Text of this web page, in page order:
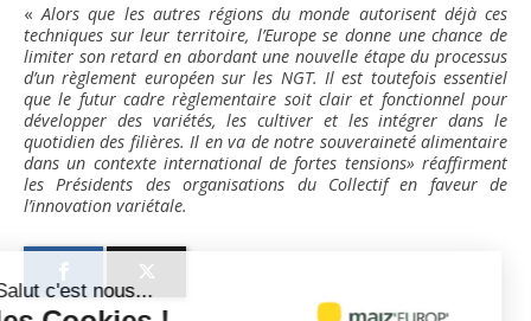
«Alors que les autres régions du monde autorisent déjà ces
techniques sur leur territoire, l’Europe se donne une chance de
limiter son retard en abordant une nouvelle étape du processus
d’un règlement européen sur les NGT. Il est toutefois essentiel
que le futur cadrerèglementaire soit clair et fonctionnel pour
développer des variétés, les cultiver et les intégrerdans le
quotidien des filières. Il en va de notre souveraineté alimentaire
dans un contexte international de fortes tensions» réaffirment
les Présidents des organisations du Collectif en faveur de
l’innovation variétale.
Salut c'est nous...